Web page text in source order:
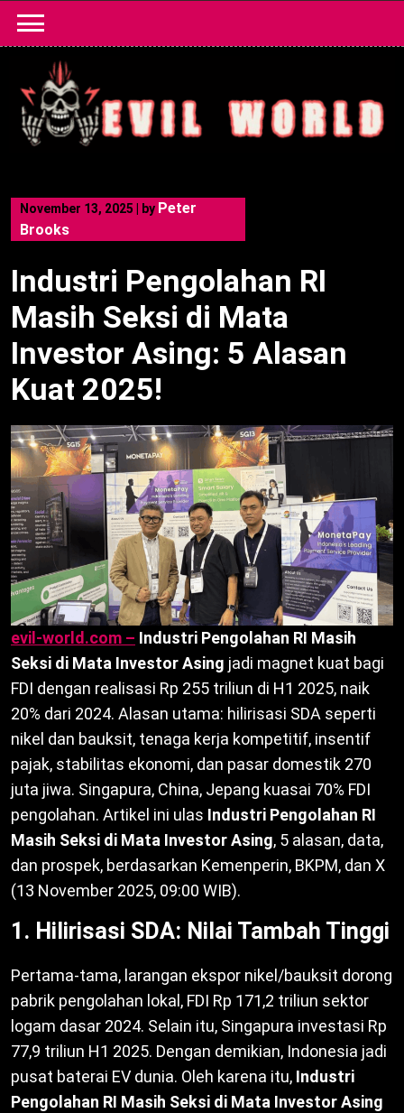
content
November 13, 2025 by Peter
Brooks
Industri Pengolahan RI
Masih Seksi di Mata
Investor Asing: 5 Alasan
Kuat 2025!
evil-world.com – Industri Pengolahan RI Masih
Seksi di Mata Investor Asing jadi magnet kuat bagi
FDI dengan realisasi Rp 255 triliun di H1 2025, naik
20% dari 2024. Alasan utama: hilirisasi SDA seperti
nikel dan bauksit, tenaga kerja kompetitif, insentif
pajak, stabilitas ekonomi, dan pasar domestik 270
juta jiwa. Singapura, China, Jepang kuasai 70% FDI
pengolahan. Artikel ini ulas Industri Pengolahan RI
Masih Seksi di Mata Investor Asing, 5 alasan, data,
dan prospek, berdasarkan Kemenperin, BKPM, dan X
(13 November 2025, 09:00 WIB).
1. Hilirisasi SDA: Nilai Tambah Tinggi
Pertama-tama, larangan ekspor nikel/bauksit dorong
pabrik pengolahan lokal, FDI Rp 171,2 triliun sektor
logam dasar 2024. Selain itu, Singapura investasi Rp
77,9 triliun H1 2025. Dengan demikian, Indonesia jadi
pusat baterai EV dunia. Oleh karena itu, Industri
Pengolahan RI Masih Seksi di Mata Investor Asing